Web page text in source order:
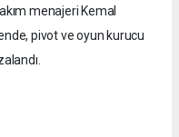
menajeri Kemal
pivot ve oyun kurucu